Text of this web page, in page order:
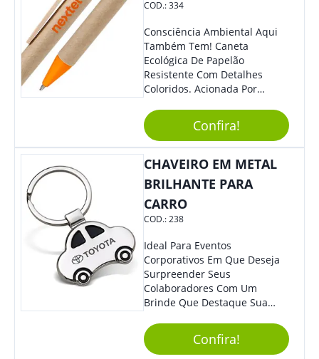
COD.:334
Consciência Ambiental Aqui
Também Tem! Caneta
Ecológica De Papelão
Resistente Com Detalhes
Coloridos. Acionada Por
E Tem Ponteira Firme, Ideal
Para Traços Precisos.
Confira!
CHAVEIRO EM METAL
BRILHANTE PARA
CARRO
COD.:238
Ideal Para Eventos
Corporativos Em Que Deseja
Surpreender Seus
Colaboradores Com Um
Brinde Que Destaque Sua
Formato De Carro É Ideal!
Elaborado Com Metal,
Confira!